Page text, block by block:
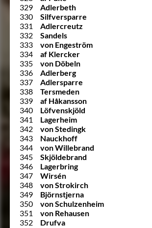
329
Adlerbeth
330
Silfversparre
331
Adlercreutz
332
Sandels
333
von Engeström
334
af Klercker
335
von Döbeln
336
Adlerberg
337
Adlersparre
338
Tersmeden
339
af Håkansson
340
Löfvenskjöld
341
Lagerheim
342
von Stedingk
343
Nauckhoff
344
von Willebrand
345
Skjöldebrand
346
Lagerbring
347
Wirsén
348
von Strokirch
349
Björnstjerna
350
von Schulzenheim
351
von Rehausen
352
Drufva